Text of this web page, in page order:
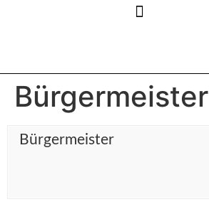
Bürgermeister
Bürgermeister